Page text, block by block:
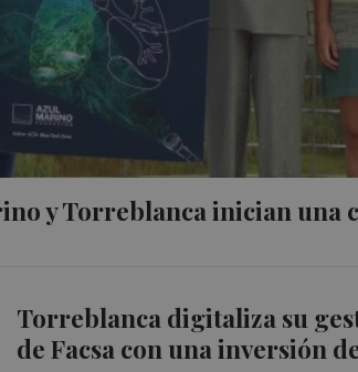
y Torreblanca inician una
Torreblanca digitaliza su
de Facsa con una inversión